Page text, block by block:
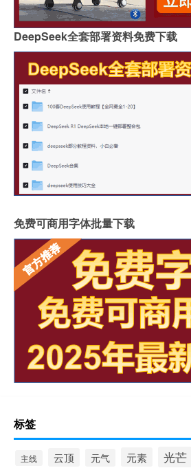
DeepSeek全套部署资料免费下载
免费可商用字体批量下载
标签
主线 云顶 元气 元素 光芒